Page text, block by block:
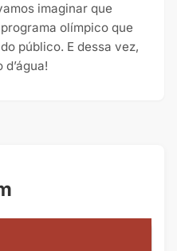
imaginar que
olímpico que
público. E dessa vez,